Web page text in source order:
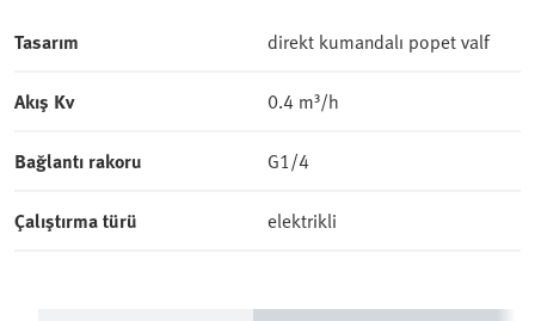
Tasarım
direkt kumandalı popet valf
Akış Kv 0.4 m³/h
Bağlantı rakoru G1/4
Çalıştırma türü elektrikli